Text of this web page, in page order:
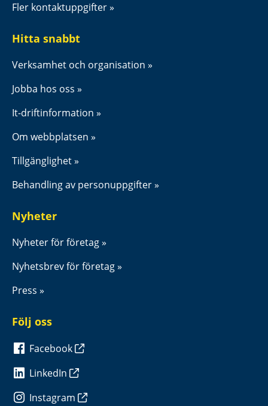
Fler kontaktuppgifter
Hitta snabbt
Verksamhet och organisation
Jobba hos oss
It-driftinformation
Om webbplatsen
Tillgänglighet
Behandling av personuppgifter
Nyheter
Nyheter för företag
Nyhetsbrev för företag
Press
Följ oss
Facebook
LinkedIn
Instagram